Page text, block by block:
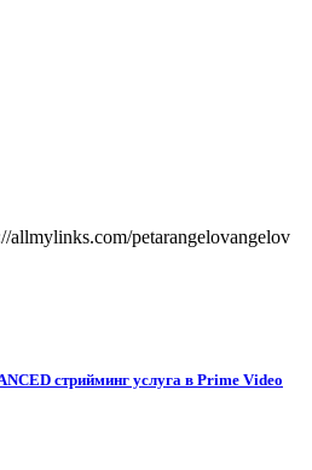
allmylinks.com/petarangelovangelov
стрийминг услуга в Prime Video